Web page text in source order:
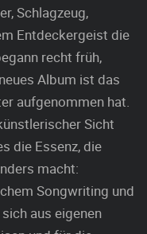
Schlagzeug,
Entdeckergeist die
recht früh,
Album ist das
aufgenommen hat.
Sicht
die Essenz, die
macht:
Songwriting und
aus eigenen